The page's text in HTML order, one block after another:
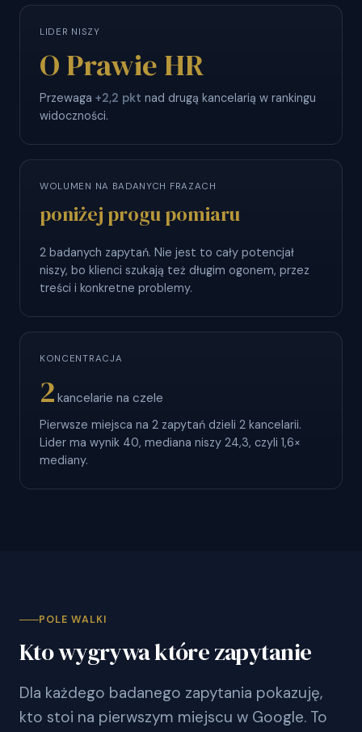
LIDER NISZY
O Prawie HR
Przewaga +2,2 pkt nad drugą kancelarią w rankingu
widoczności.
WOLUMEN NA BADANYCH FRAZACH
poniżej progu pomiaru
2 badanych zapytań. Nie jest to cały potencjał
niszy, bo klienci szukają też długim ogonem, przez
treści i konkretne problemy.
KONCENTRACJA
2 kancelarie na czele
Pierwsze miejsca na 2 zapytań dzieli 2 kancelarii.
Lider ma wynik 40, mediana niszy 24,3, czyli 1,6×
mediany.
POLE WALKI
Kto wygrywa które zapytanie
Dla każdego badanego zapytania pokazuję,
kto stoi na pierwszym miejscu w Google. To